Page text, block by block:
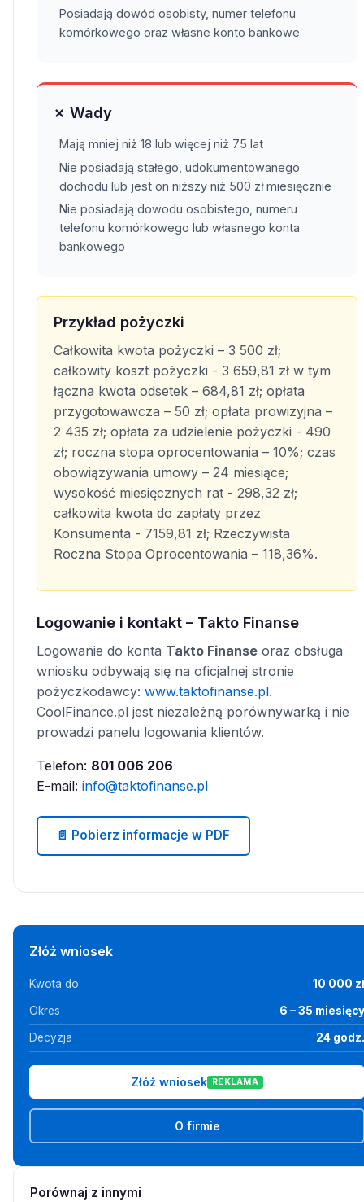
Posiadają dowód osobisty, numer telefonu
komórkowego oraz własne konto bankowe
✗ Wady
Mają mniej niż 18 lub więcej niż 75 lat
Nie posiadają stałego, udokumentowanego
dochodu lub jest on niższy niż 500 zł miesięcznie
Nie posiadają dowodu osobistego, numeru
telefonu komórkowego lub własnego konta
bankowego
Przykład pożyczki
Całkowita kwota pożyczki – 3 500 zł;
całkowity koszt pożyczki - 3 659,81 zł w tym
łączna kwota odsetek – 684,81 zł; opłata
przygotowawcza – 50 zł; opłata prowizyjna –
2 435 zł; opłata za udzielenie pożyczki - 490
zł; roczna stopa oprocentowania – 10%; czas
obowiązywania umowy – 24 miesiące;
wysokość miesięcznych rat - 298,32 zł;
całkowita kwota do zapłaty przez
Konsumenta - 7159,81 zł; Rzeczywista
Roczna Stopa Oprocentowania – 118,36%.
Logowanie i kontakt – Takto Finanse
Logowanie do konta Takto Finanse oraz obsługa
wniosku odbywają się na oficjalnej stronie
pożyczkodawcy: www.taktofinanse.pl.
CoolFinance.pl jest niezależną porównywarką i nie
prowadzi panelu logowania klientów.
Telefon: 801 006 206
E-mail: info@taktofinanse.pl
📄 Pobierz informacje w PDF
Złóż wniosek
Kwota do 10 000 zł
Okres 6 – 35 miesięcy
Decyzja 24 godz.
Złóż wniosek REKLAMA
O firmie
Porównaj z innymi